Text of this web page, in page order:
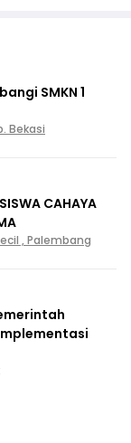
SMKN 1
Bekasi
CAHAYA
, Palembang